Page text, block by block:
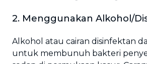
2. Menggunakan Alkohol/
Alkohol atau cairan disinfektan
untuk membunuh bakteri